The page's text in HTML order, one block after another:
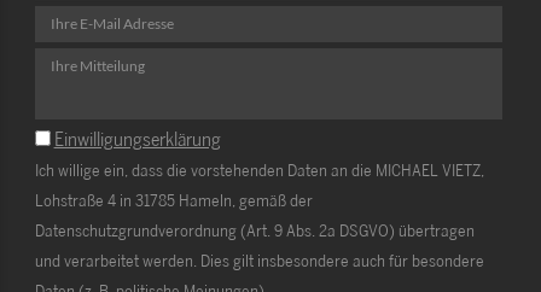
Einwilligungserklärung
Ich willige ein, dass die vorstehenden Daten an die MICHAEL VIETZ,
Lohstraße 4 in 31785 Hameln, gemäß der
Datenschutzgrundverordnung (Art. 9 Abs. 2a DSGVO) übertragen
und verarbeitet werden. Dies gilt insbesondere auch für besondere